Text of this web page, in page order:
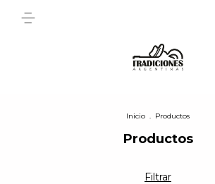
Inicio . Productos
Productos
Filtrar